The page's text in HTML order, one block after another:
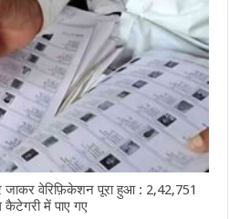
वेरिफ़िकेशन पूरा हुआ : 2,42,751
में पाए गए